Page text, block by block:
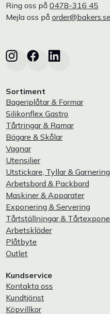
Ring oss på 0478-316 45
Mejla oss på order@bakers.se
Sortiment
Bageriplåtar & Formar
Silikonflex Gastro
Tårtringar & Ramar
Bägare & Skålar
Vagnar
Utensilier
Utstickare, Tyllar & Garnering
Arbetsbord & Packbord
Maskiner & Apparater
Exponering & Servering
Tårtställningar &
Arbetskläder
Plåtbyte
Outlet
Kundservice
Kontakta oss
Kundtjänst
Köpvillkor